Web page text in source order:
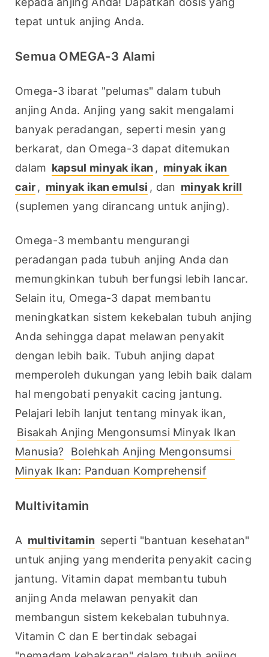
tepat untuk anjing Anda.
Semua OMEGA-3 Alami
Omega-3 ibarat "pelumas" dalam tubuh
anjing Anda. Anjing yang sakit mengalami
banyak peradangan, seperti mesin yang
berkarat, dan Omega-3 dapat ditemukan
dalam kapsul minyak ikan , minyak ikan
cair , minyak ikan emulsi , dan minyak krill
(suplemen yang dirancang untuk anjing).
Omega-3 membantu mengurangi
peradangan pada tubuh anjing Anda dan
memungkinkan tubuh berfungsi lebih lancar.
Selain itu, Omega-3 dapat membantu
meningkatkan sistem kekebalan tubuh anjing
Anda sehingga dapat melawan penyakit
dengan lebih baik. Tubuh anjing dapat
memperoleh dukungan yang lebih baik dalam
hal mengobati penyakit cacing jantung.
Bisakah Anjing Mengonsumsi Minyak Ikan
Manusia?
Bolehkah Anjing Mengonsumsi
Minyak Ikan: Panduan Komprehensif
Multivitamin
A multivitamin seperti "bantuan kesehatan"
untuk anjing yang menderita penyakit cacing
jantung. Vitamin dapat membantu tubuh
anjing Anda melawan penyakit dan
membangun sistem kekebalan tubuhnya.
Vitamin C dan E bertindak sebagai